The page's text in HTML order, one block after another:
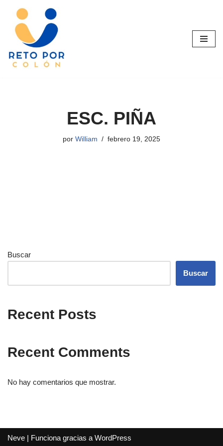
Saltar
contenido
ESC. PIÑA
por William febrero 19, 2025
Buscar
Buscar
Recent Posts
Recent Comments
No hay comentarios que mostrar.
Neve | Funciona gracias a WordPress